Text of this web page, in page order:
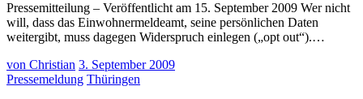
Pressemitteilung – Veröffentlicht am 15. September 2009 Wer nicht
will, dass das Einwohnermeldeamt, seine persönlichen Daten
weitergibt, muss dagegen Widerspruch einlegen („opt out“).…
von Christian 3. September 2009
Pressemeldung Thüringen